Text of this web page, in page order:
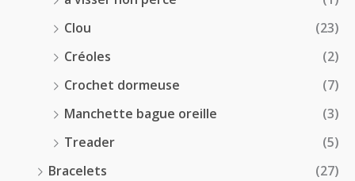
Clou
(23)
Créoles
(2)
Crochet dormeuse
(7)
Manchette bague oreille
(3)
Treader
(5)
Bracelets
(27)